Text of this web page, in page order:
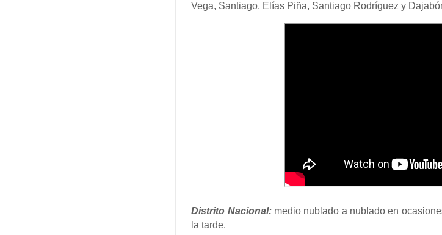
Vega, Santiago, Elías Piña, Santiago Rodríguez y
Distrito Nacional:medio nublado a nublado en
la tarde.